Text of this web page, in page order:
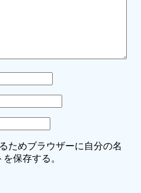
ためブラウザーに自分の名
保存する。